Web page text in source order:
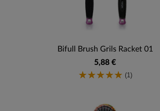
Bifull Brush Grils Racket 01
5,88 €
(1)